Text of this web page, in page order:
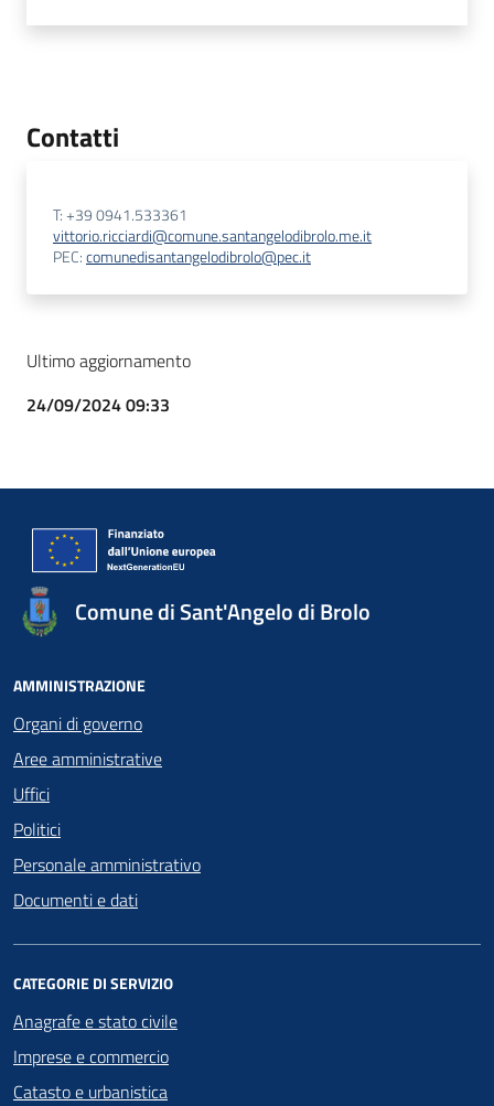
Contatti
T: +39 0941.533361
vittorio.ricciardi@comune.santangelodibrolo.me.it
PEC:comunedisantangelodibrolo@pec.it
Ultimo aggiornamento
24/09/2024 09:33
Comune di Sant'Angelo di Brolo
AMMINISTRAZIONE
Organi di governo
Aree amministrative
Uffici
Politici
Personale amministrativo
Documenti e dati
CATEGORIE DI SERVIZIO
Anagrafe e stato civile
Imprese e commercio
Catasto e urbanistica